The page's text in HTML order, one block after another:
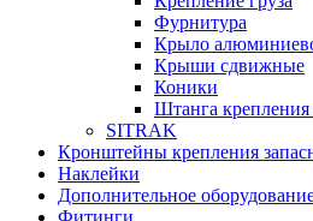
Фурнитура
Крыло
Крыши сдвижные
Коники
Штанга крепления
SITRAK
Кронштейны крепления
Наклейки
Дополнительное
Фитинги